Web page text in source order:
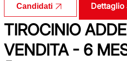
Candidati Dettaglio
TIROCINIO
VENDITA - 6